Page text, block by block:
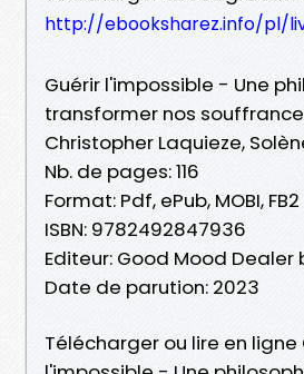
http://ebooksharez.info/pl/
Guérir l'impossible - Une
transformer nos
Christopher Laquieze,
Nb. de pages: 116
Format: Pdf, ePub, MOBI, FB2
ISBN: 9782492847936
Editeur: Good Mood Dealer
Date de parution: 2023
Télécharger ou lire en ligne